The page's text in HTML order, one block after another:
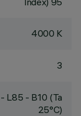
4000 K
3
L85 - B10 (Ta
25°C)